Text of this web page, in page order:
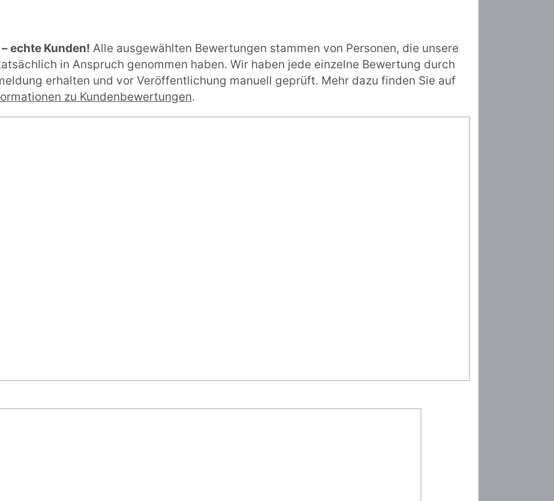
echte Kunden! Alle ausgewählten Bewertungen stammen von Personen, die unsere
in Anspruch genommen haben. Wir haben jede einzelne Bewertung durch
erhalten und vor Veröffentlichung manuell geprüft. Mehr dazu finden Sie auf
zu Kundenbewertungen.